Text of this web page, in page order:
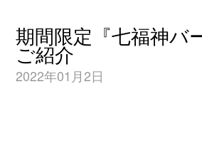
期間限定『七福神バ
ご紹介
2022年01月2日